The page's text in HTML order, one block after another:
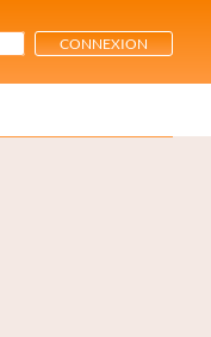
CONNEXION